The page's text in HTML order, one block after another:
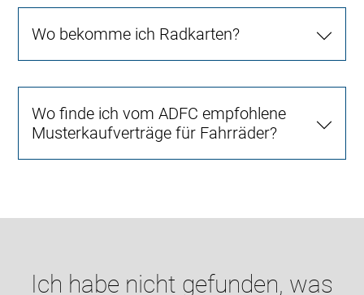
Wo bekomme ich Radkarten?
Wo finde ich vom ADFC empfohlene
Musterkaufverträge für Fahrräder?
Ich habe nicht gefunden, was